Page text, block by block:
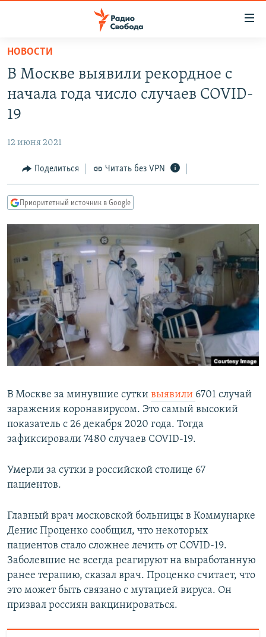
упрощенного
доступа
основному
Вернутся
Вернутся
АВТОРСКИЕ ПРОЕКТЫ
МНЕНИЯ
КУЛЬТУРА
КАВКАЗ.РЕАЛИИ
СЕВЕР.РЕАЛИИ
СИБИРЬ.РЕАЛИИ
РАСПИСАНИЕ ВЕЩАНИЯ
ПОДПИШИТЕСЬ НА РАССЫЛКУ
СОЦИАЛЬНЫЕ СЕТИ
Все сайты РСЕ/РС
НОВОСТИ
В Москве выявили рекордное с
начала года число случаев COVID-
19
12 июня 2021
Поделиться Читать без VPN
Приоритетный источник в Google
В Москве за минувшие сутки выявили 6701 случай
заражения коронавирусом. Это самый высокий
показатель с 26 декабря 2020 года. Тогда
зафиксировали 7480 случаев COVID-19.
Умерли за сутки в российской столице 67
пациентов.
Главный врач московской больницы в Коммунарке
Денис Проценко сообщил, что некоторых
пациентов стало сложнее лечить от COVID-19.
Заболевшие не всегда реагируют на выработанную
ранее терапию, сказал врач. Проценко считает, что
это может быть связано с мутацией вируса. Он
призвал россиян вакцинироваться.